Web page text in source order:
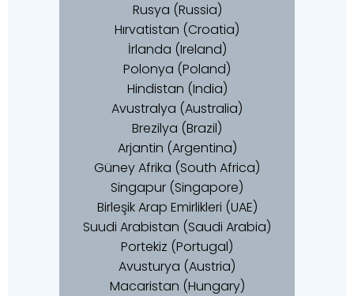
Rusya (Russia)
Hırvatistan (Croatia)
İrlanda (Ireland)
Polonya (Poland)
Hindistan (India)
Avustralya (Australia)
Brezilya (Brazil)
Arjantin (Argentina)
Güney Afrika (South Africa)
Singapur (Singapore)
Birleşik Arap Emirlikleri (UAE)
Suudi Arabistan (Saudi Arabia)
Portekiz (Portugal)
Avusturya (Austria)
Macaristan (Hungary)